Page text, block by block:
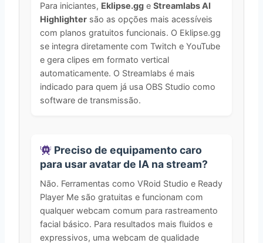
Para iniciantes, Eklipse.gg e Streamlabs AI
Highlighter são as opções mais acessíveis
com planos gratuitos funcionais. O Eklipse.gg
se integra diretamente com Twitch e YouTube
e gera clipes em formato vertical
automaticamente. O Streamlabs é mais
indicado para quem já usa OBS Studio como
software de transmissão.
Preciso de equipamento caro
para usar avatar de IA na stream?
Não. Ferramentas como VRoid Studio e Ready
Player Me são gratuitas e funcionam com
qualquer webcam comum para rastreamento
facial básico. Para resultados mais fluidos e
expressivos, uma webcam de qualidade